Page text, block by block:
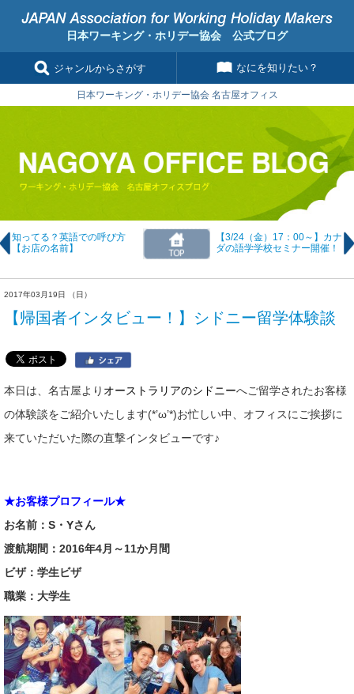
日本ワーキング・ホリデー協会 公式ブログ
ジャンルからさがす なにを知りたい？
日本ワーキング・ホリデー協会 名古屋オフィス
知ってる？英語での呼び方
【お店の名前】
【3/24（金）17：00～】カナ
ダの語学学校セミナー開催！
2017年03月19日 （日）
【帰国者インタビュー！】シドニー留学体験談
本日は、名古屋より オーストラリアのシドニーへご留学されたお客様
の体験談をご紹介いたします(*’ω’*)お忙しい中、オフィスにご挨拶に
来ていただいた際の直撃インタビューです♪
★お客様プロフィール★
お名前：S・Yさん
渡航期間：2016年4月～11か月間
ビザ：学生ビザ
職業：大学生